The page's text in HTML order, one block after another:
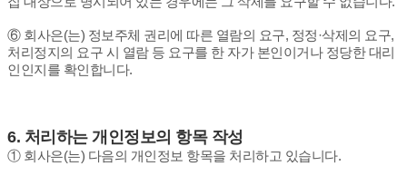
⑥ 회사은(는) 정보주체 권리에 따른 열람의 요구, 정정·삭제의 요구,
처리정지의 요구 시 열람 등 요구를 한 자가 본인이거나 정당한 대리
인인지를 확인합니다.
6. 처리하는 개인정보의 항목 작성
① 회사은(는) 다음의 개인정보 항목을 처리하고 있습니다.